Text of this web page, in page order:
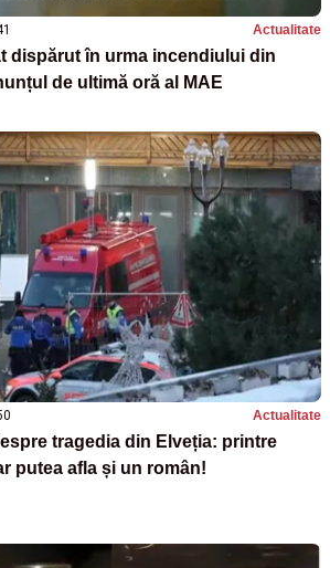
Actualitate
dispărut în urma incendiului din
de ultimă oră al MAE
Actualitate
tragedia din Elveția: printre
putea afla și un român!